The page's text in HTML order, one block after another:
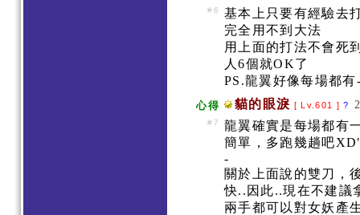
#6
基本上只要有經驗去
完全用不到大法
用上面的打法不會死
人6個就OK了
PS.龍翼好像每場都
心得 貓的眼淚 [ Lv.601 ]?
#7
龍翼確實是每場都有
簡單，多跑幾趟吧
-
關於上面說的雙刀，
快..因此..現在不建議
兩手都可以對女妖產